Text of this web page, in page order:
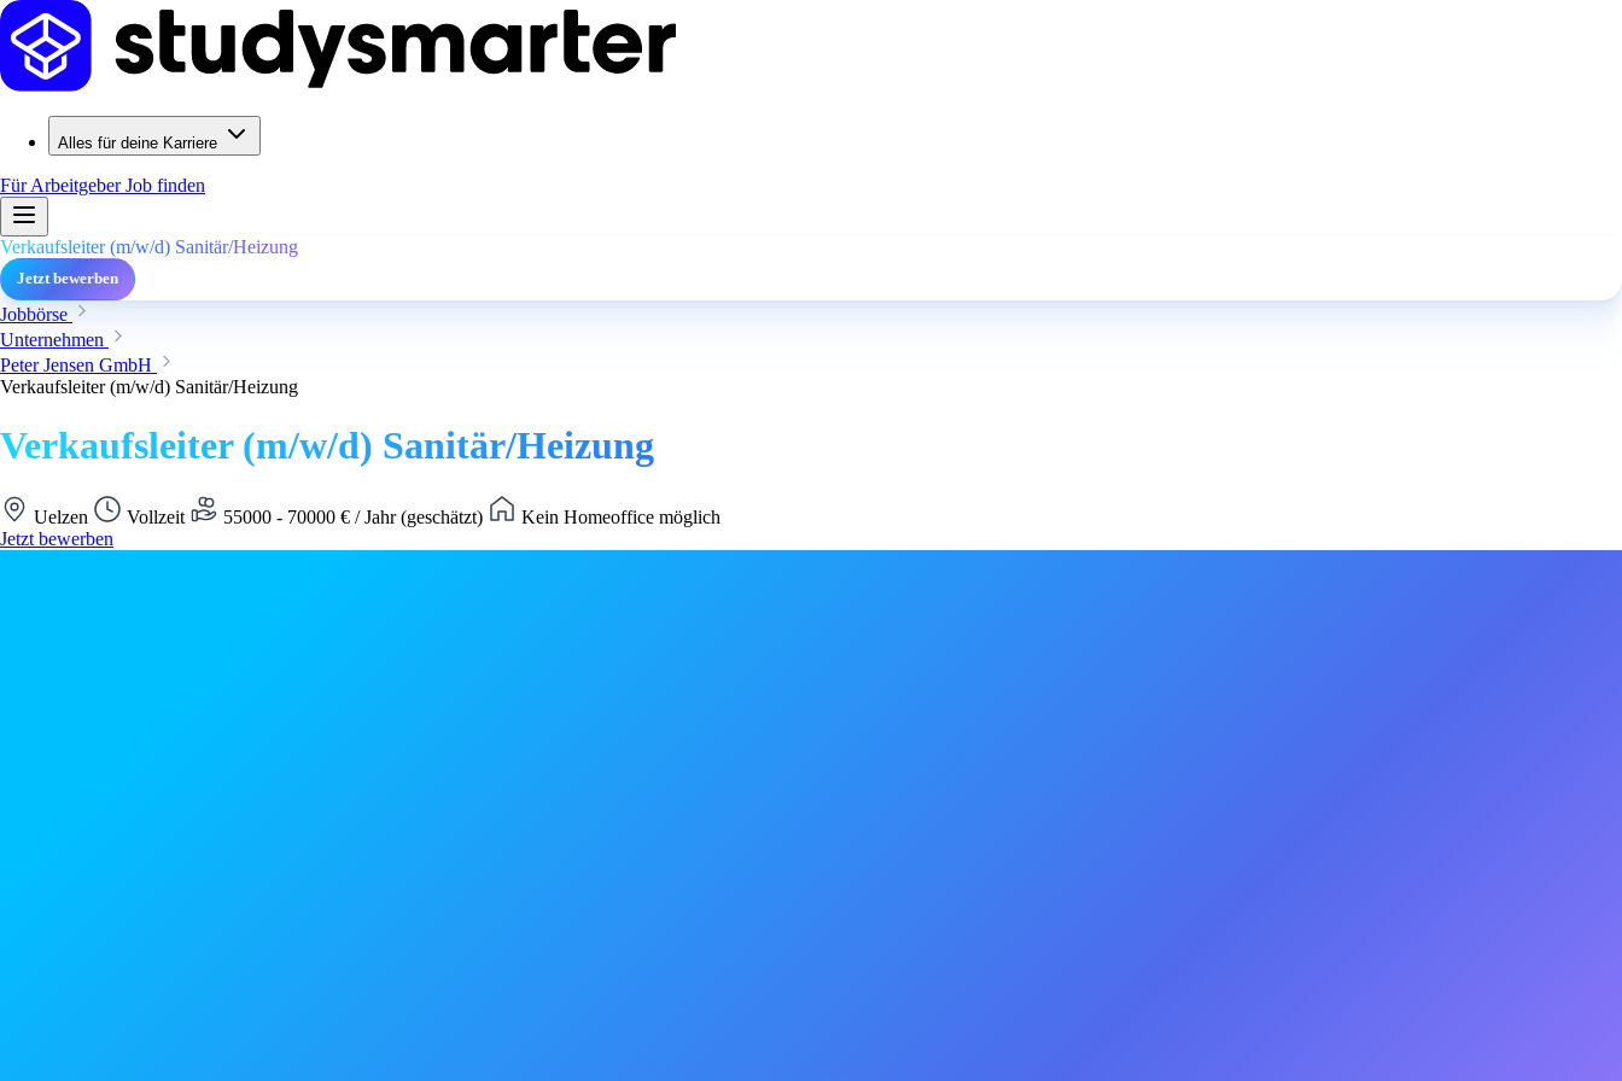
Alles für deine Karriere
Für ArbeitgeberJob finden
Verkaufsleiter (m/w/d) Sanitär/Heizung
Jetzt bewerben
Jobbörse
Unternehmen
Peter Jensen GmbH
Verkaufsleiter (m/w/d) Sanitär/Heizung
Verkaufsleiter (m/w/d) Sanitär/Heizung
Uelzen Vollzeit 55000 - 70000 € / Jahr (geschätzt)
Kein Homeoffice möglich
Jetzt bewerben